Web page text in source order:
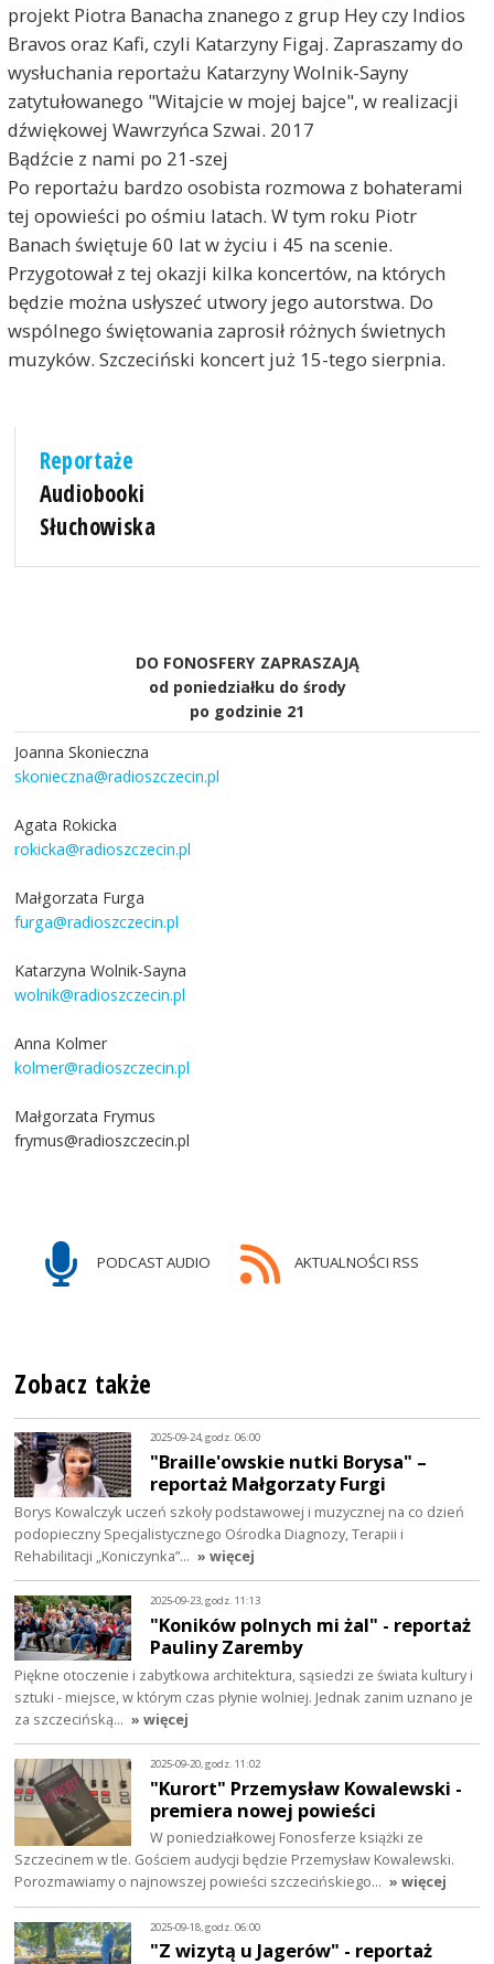
projekt Piotra Banacha znanego z grup Hey czy Indios
Bravos oraz Kafi, czyli Katarzyny Figaj. Zapraszamy do
wysłuchania reportażu Katarzyny Wolnik-Sayny
zatytułowanego "Witajcie w mojej bajce", w realizacji
dźwiękowej Wawrzyńca Szwai. 2017
Bądźcie z nami po 21-szej
Po reportażu bardzo osobista rozmowa z bohaterami
tej opowieści po ośmiu latach. W tym roku Piotr
Banach świętuje 60 lat w życiu i 45 na scenie.
Przygotował z tej okazji kilka koncertów, na których
będzie można usłyszeć utwory jego autorstwa. Do
wspólnego świętowania zaprosił różnych świetnych
muzyków. Szczeciński koncert już 15-tego sierpnia.
Reportaże
Audiobooki
Słuchowiska
DO FONOSFERY ZAPRASZAJĄ
od poniedziałku do środy
po godzinie 21
Joanna Skonieczna
skonieczna@radioszczecin.pl
Agata Rokicka
rokicka@radioszczecin.pl
Małgorzata Furga
furga@radioszczecin.pl
Katarzyna Wolnik-Sayna
wolnik@radioszczecin.pl
Anna Kolmer
kolmer@radioszczecin.pl
Małgorzata Frymus
frymus@radioszczecin.pl
PODCAST AUDIO AKTUALNOŚCI RSS
Zobacz także
2025-09-24, godz. 06:00
"Braille'owskie nutki Borysa" –
reportaż Małgorzaty Furgi
Borys Kowalczyk uczeń szkoły podstawowej i muzycznej na co dzień
podopieczny Specjalistycznego Ośrodka Diagnozy, Terapii i
Rehabilitacji „Koniczynka”… » więcej
2025-09-23, godz. 11:13
"Koników polnych mi żal" - reportaż
Pauliny Zaremby
Piękne otoczenie i zabytkowa architektura, sąsiedzi ze świata kultury i
sztuki - miejsce, w którym czas płynie wolniej. Jednak zanim uznano je
za szczecińską… » więcej
2025-09-20, godz. 11:02
"Kurort" Przemysław Kowalewski -
premiera nowej powieści
W poniedziałkowej Fonosferze książki ze
Szczecinem w tle. Gościem audycji będzie Przemysław Kowalewski.
Porozmawiamy o najnowszej powieści szczecińskiego… » więcej
2025-09-18, godz. 06:00
"Z wizytą u Jagerów" - reportaż